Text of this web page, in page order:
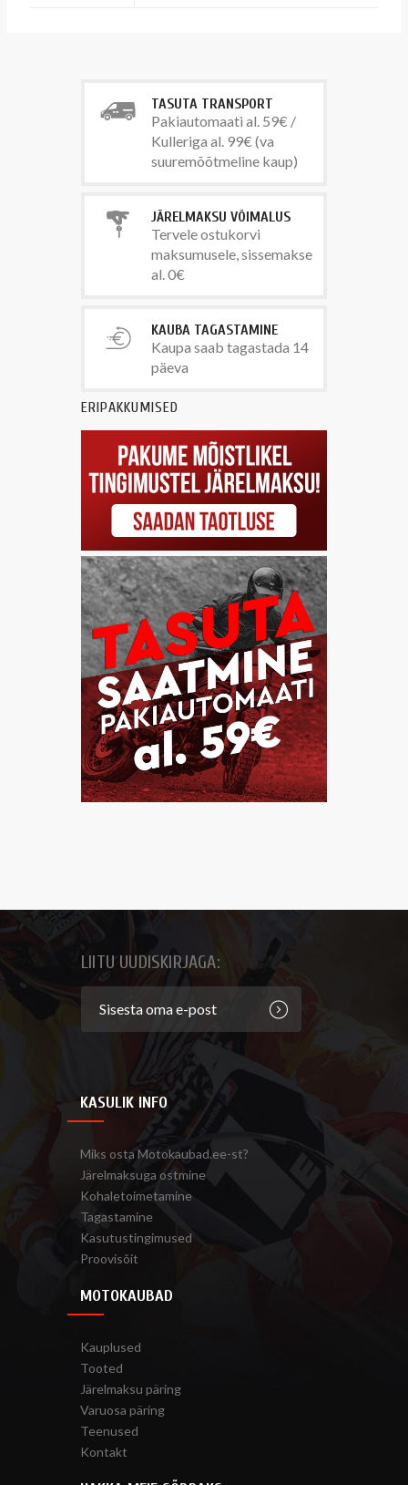
TASUTA TRANSPORT
Pakiautomaati al. 59€ /
Kulleriga al. 99€ (va
suuremõõtmeline kaup)
JÄRELMAKSU VÕIMALUS
Tervele ostukorvi
maksumusele, sissemakse
al. 0€
KAUBA TAGASTAMINE
Kaupa saab tagastada 14
päeva
ERIPAKKUMISED
LIITU UUDISKIRJAGA:
KASULIK INFO
Miks osta Motokaubad.ee-st?
Järelmaksuga ostmine
Kohaletoimetamine
Tagastamine
Kasutustingimused
Proovisõit
MOTOKAUBAD
Kauplused
Tooted
Järelmaksu päring
Varuosa päring
Teenused
Kontakt